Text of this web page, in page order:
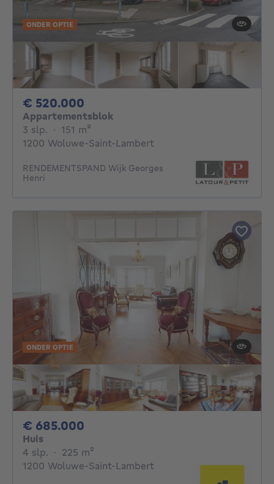
ONDER OPTIE
€ 520.000
Appartementsblok
3 slp. 3 slaapkamers
· 151 m²
1200 Woluwe-Saint-Lambert
RENDEMENTSPAND Wijk Georges
Henri
ONDER OPTIE
€ 685.000
Huis
4 slp. 4 slaapkamers
· 225 m²
1200 Woluwe-Saint-Lambert